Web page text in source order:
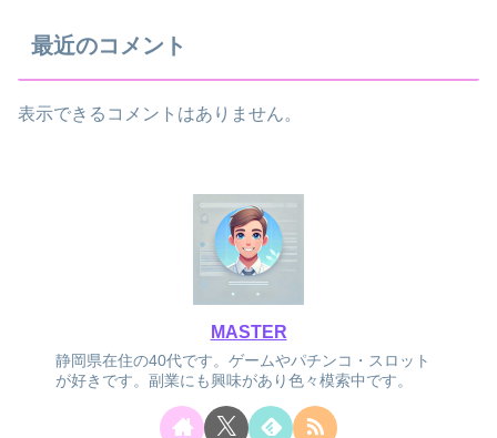
最近のコメント
表示できるコメントはありません。
MASTER
静岡県在住の40代です。ゲームやパチンコ・スロット
が好きです。副業にも興味があり色々模索中です。